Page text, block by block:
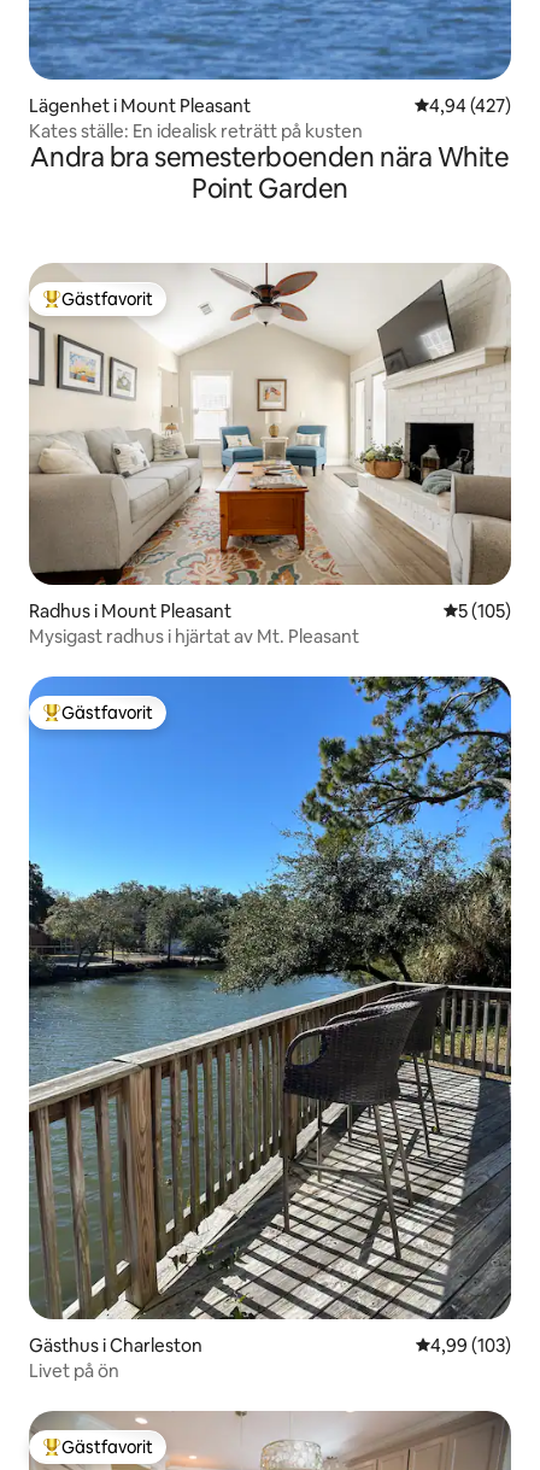
Lägenhet i Mount Pleasant 4,94 av 5 i
4,94 (427)
Kates ställe: En idealisk reträtt på kusten
Andra bra semesterboenden nära White
Point Garden
Populär gästfavorit
Gästfavorit
Radhus i Mount Pleasant 5 av 5 i
5 (105)
Mysigast radhus i hjärtat av Mt. Pleasant
Populär gästfavorit
Gästfavorit
Gästhus i Charleston 4,99 av 5 i
4,99 (103)
Livet på ön
Populär gästfavorit
Gästfavorit